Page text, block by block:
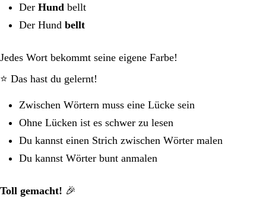
Der Hund bellt
Der Hund bellt
Jedes Wort bekommt seine eigene Farbe!
⭐ Das hast du gelernt!
Zwischen Wörtern muss eine Lücke sein
Ohne Lücken ist es schwer zu lesen
Du kannst einen Strich zwischen Wörter malen
Du kannst Wörter bunt anmalen
Toll gemacht! 🎉